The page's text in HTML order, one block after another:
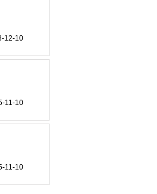
12-10
11-10
11-10